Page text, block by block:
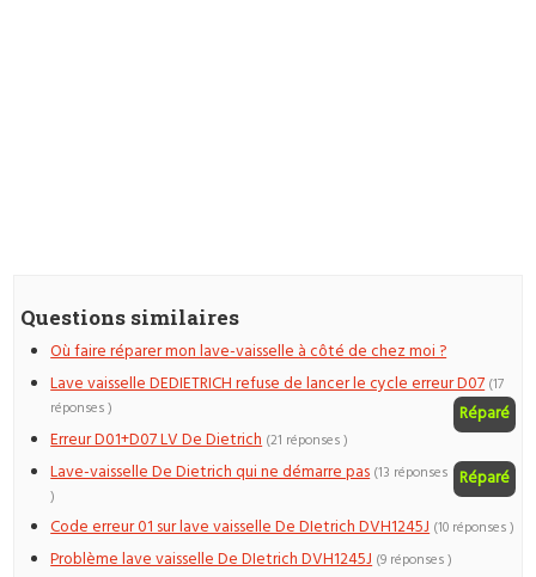
Questions similaires
Où faire réparer mon lave-vaisselle à côté de chez moi ?
Lave vaisselle DEDIETRICH refuse de lancer le cycle erreur D07
Réparé
(17
réponses )
Erreur D01+D07 LV De Dietrich (21 réponses )
Lave-vaisselle De Dietrich qui ne démarre pas Réparé
(13 réponses
)
Code erreur 01 sur lave vaisselle De DIetrich DVH1245J (10 réponses )
Problème lave vaisselle De DIetrich DVH1245J (9 réponses )